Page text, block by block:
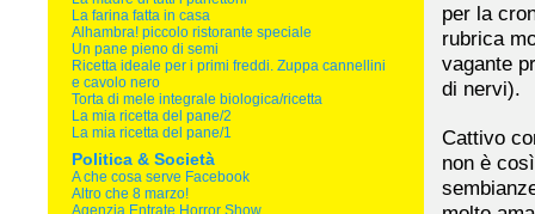
La farina fatta in casa
Alhambra! piccolo ristorante speciale
Un pane pieno di semi
Ricetta ideale per i primi freddi. Zuppa cannellini
e cavolo nero
Torta di mele integrale biologica/ricetta
La mia ricetta del pane/2
La mia ricetta del pane/1
Politica & Società
A che cosa serve Facebook
Altro che 8 marzo!
Agenzia Entrate Horror Show
per la
rubrica
vagante
di nervi).
Cattivo
non è